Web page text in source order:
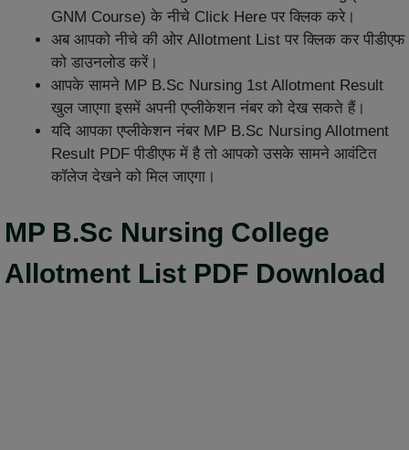
GNM Course) के नीचे Click Here पर क्लिक करे।
अब आपको नीचे की ओर Allotment List पर क्लिक कर पीडीएफ
को डाउनलोड करें।
आपके सामने MP B.Sc Nursing 1st Allotment Result
खुल जाएगा इसमें अपनी एप्लीकेशन नंबर को देख सकते हैं।
यदि आपका एप्लीकेशन नंबर MP B.Sc Nursing Allotment
Result PDF पीडीएफ में है तो आपको उसके सामने आवंटित
कॉलेज देखने को मिल जाएगा।
MP B.Sc Nursing College
Allotment List PDF Download